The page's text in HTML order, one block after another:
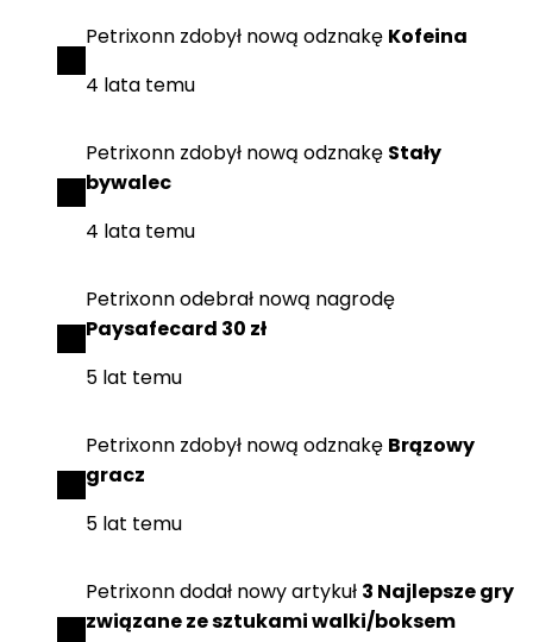
Petrixonn zdobył nową odznakę Kofeina
4 lata temu
Petrixonn zdobył nową odznakę Stały
bywalec
4 lata temu
Petrixonnodebrał nową nagrodę
Paysafecard 30 zł
5 lat temu
Petrixonn zdobył nową odznakę Brązowy
gracz
5 lat temu
Petrixonndodał nowy artykuł 3 Najlepsze gry
związane ze sztukami walki/boksem